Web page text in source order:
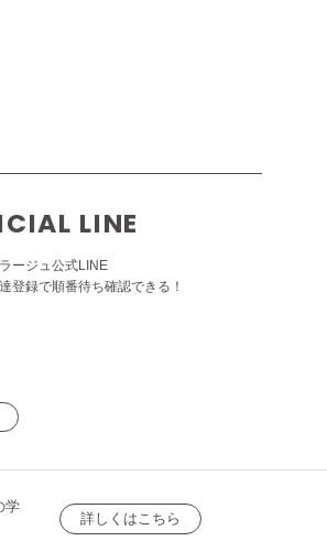
LINE
ージュ公式LINE
登録で順番待ち確認できる！
学
詳しくはこちら